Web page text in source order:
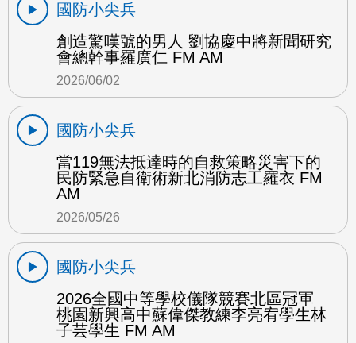
國防小尖兵
創造驚嘆號的男人 劉協慶中將新聞研究
會總幹事羅廣仁 FM AM
2026/06/02
國防小尖兵
當119無法抵達時的自救策略災害下的
民防緊急自衛術新北消防志工羅衣 FM
AM
2026/05/26
國防小尖兵
2026全國中等學校儀隊競賽北區冠軍
桃園新興高中蘇偉傑教練李亮宥學生林
子芸學生 FM AM